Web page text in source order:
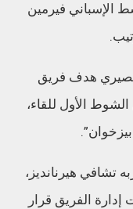
الإسباني فيرمين
هدف فريق
الدقيقة 31 من زمن الشوط الأول للقاء،
تشافي هيرنانديز،
الفريق قرار